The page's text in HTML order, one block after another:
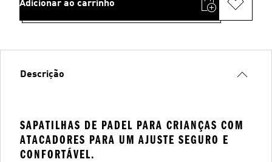
Adicionar ao carrinho
Descrição
SAPATILHAS DE PADEL PARA CRIANÇAS COM
ATACADORES PARA UM AJUSTE SEGURO E
CONFORTÁVEL.